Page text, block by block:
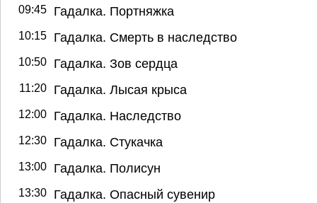
09:45 Гадалка. Портняжка
10:15 Гадалка. Смерть в наследство
10:50 Гадалка. Зов сердца
11:20 Гадалка. Лысая крыса
12:00 Гадалка. Наследство
12:30 Гадалка. Стукачка
13:00 Гадалка. Полисун
13:30 Гадалка. Опасный сувенир